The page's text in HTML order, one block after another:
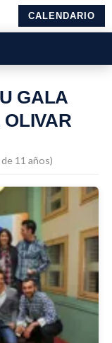
CALENDARIO
GALA
11 años)